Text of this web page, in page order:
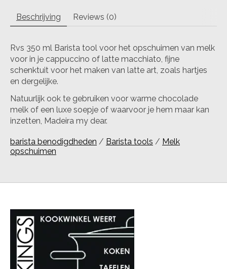
Beschrijving Reviews (0)
Rvs 350 ml Barista tool voor het opschuimen van melk
voor in je cappuccino of latte macchiato, fijne
schenktuit voor het maken van latte art, zoals hartjes
en dergelijke.
Natuurlijk ook te gebruiken voor warme chocolade
melk of een luxe soepje of waarvoor je hem maar kan
inzetten, Madeira my dear.
barista benodigdheden / Barista tools / Melk
opschuimen